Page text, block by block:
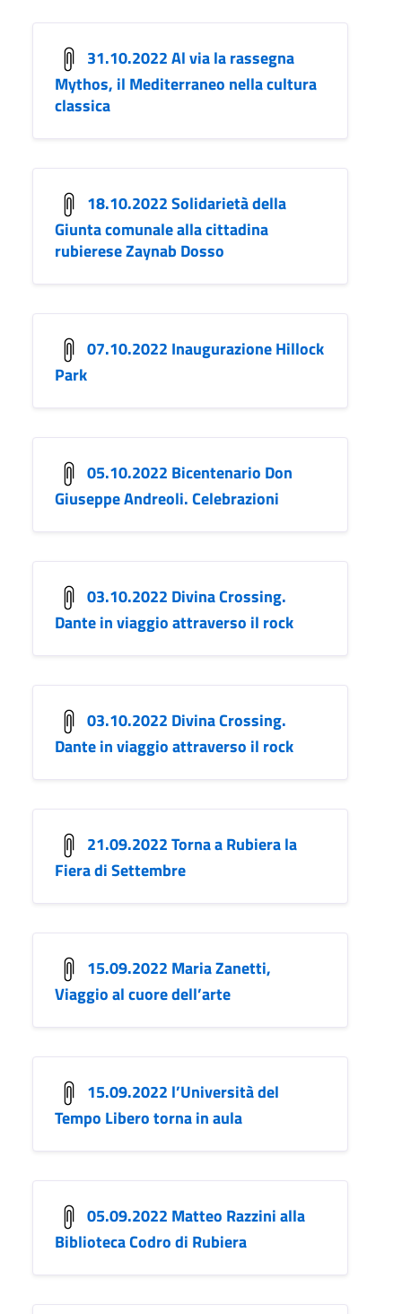
31.10.2022 Al via la rassegna
Mythos, il Mediterraneo nella cultura
classica
18.10.2022 Solidarietà della
Giunta comunale alla cittadina
rubierese Zaynab Dosso
07.10.2022 Inaugurazione Hillock
Park
05.10.2022 Bicentenario Don
Giuseppe Andreoli. Celebrazioni
03.10.2022 Divina Crossing.
Dante in viaggio attraverso il rock
03.10.2022 Divina Crossing.
Dante in viaggio attraverso il rock
21.09.2022 Torna a Rubiera la
Fiera di Settembre
15.09.2022 Maria Zanetti,
Viaggio al cuore dell’arte
15.09.2022 l’Università del
Tempo Libero torna in aula
05.09.2022 Matteo Razzini alla
Biblioteca Codro di Rubiera